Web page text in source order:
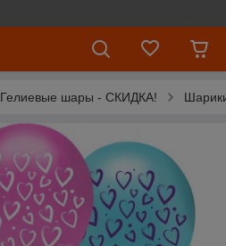
Гелиевые шары - СКИДКА!